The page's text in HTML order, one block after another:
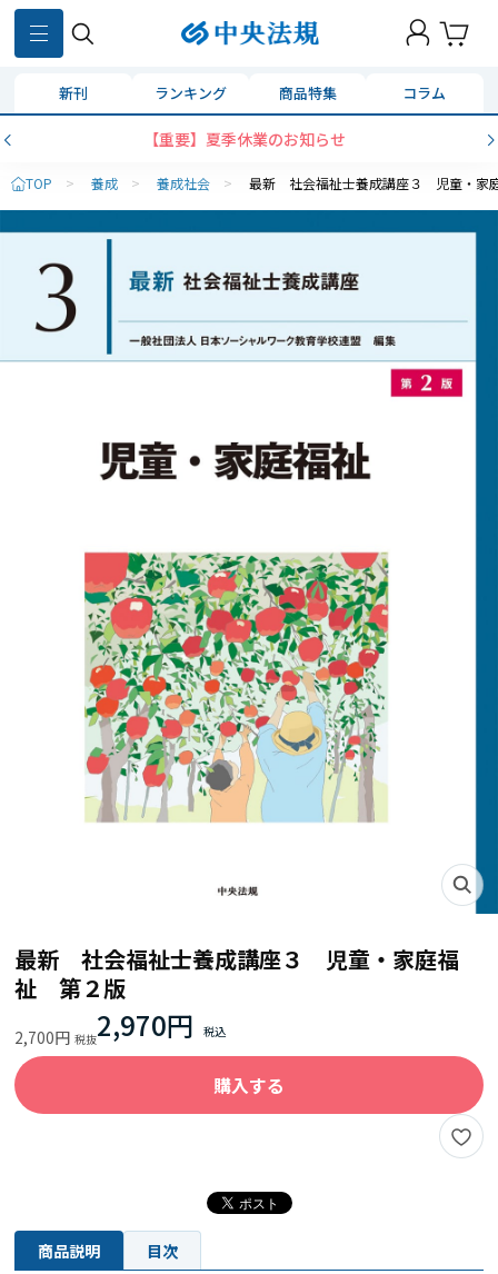
新刊 ランキング 商品特集 コラム
【重要】夏季休業のお知らせ
TOP > 養成 > 養成社会 > 最新 社会福祉士養成講座３ 児童・家
最新 社会福祉士養成講座３ 児童・家庭福
祉 第２版
2,700円 2,970円
購入する
商品説明 目次